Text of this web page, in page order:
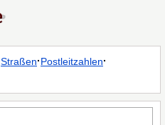
Straßen·Postleitzahlen·